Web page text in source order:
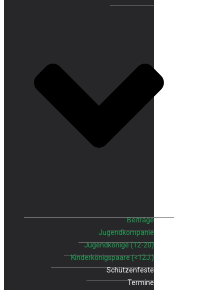
Beiträge
Jugendkompanie
Jugendkönige (12-20)
Kinderkönigspaare (<12J.)
Schützenfeste
Termine